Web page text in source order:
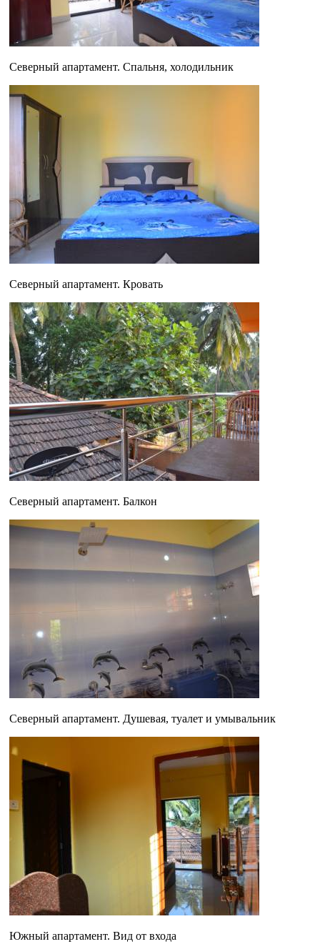
Северный апартамент. Спальня, холодильник
Северный апартамент. Кровать
Северный апартамент. Балкон
Северный апартамент. Душевая, туалет и умывальник
Южный апартамент. Вид от входа